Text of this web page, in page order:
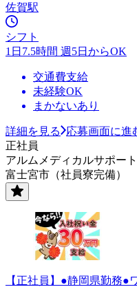
佐賀駅
シフト
1日7.5時間 週5日からOK
交通費支給
未経験OK
まかないあり
詳細を見る
応募画面に進
正社員
アルムメディカルサポー
富士宮市（社員寮完備）
【正社員】●静岡県勤務